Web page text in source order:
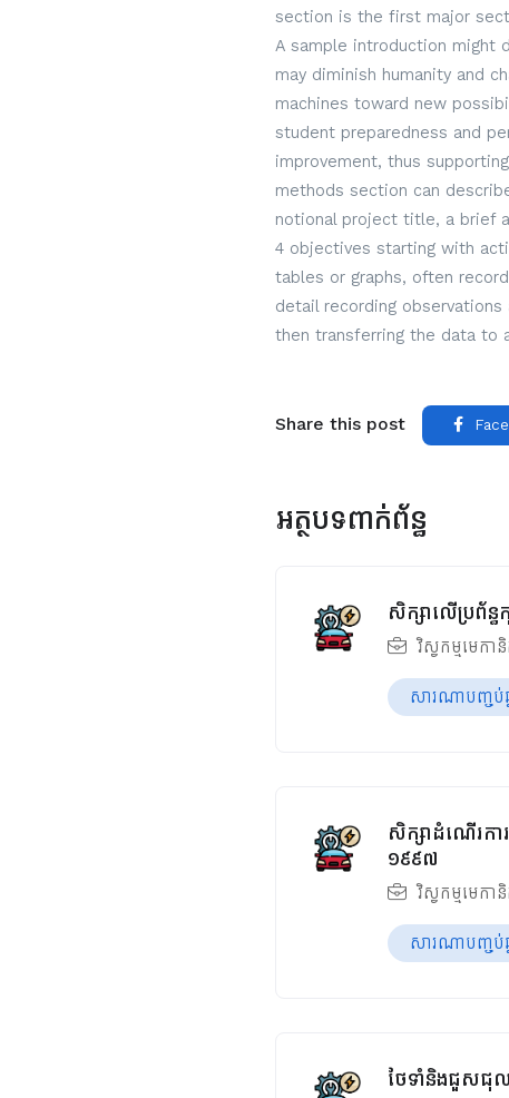
section is the first major
A sample introduction might
may diminish humanity and
machines toward new
student preparedness and
improvement, thus
methods section can
notional project title, a brief
4 objectives starting with
tables or graphs, often
detail recording
then transferring the data to
Share this post
អត្ថបទពាក់ព័ន្ធ
សិក្សាលើប្រព័ន្
វិស្វកម្មមេកា
សារណាបញ្ចប់ឆ្
សិក្សាដំណើរកា
១៩៩៧
វិស្វកម្មមេកា
សារណាបញ្ចប់ឆ្
ថែទាំនិងជួសជុ